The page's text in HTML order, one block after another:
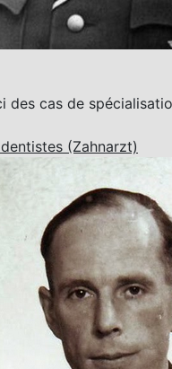
des cas de
(Zahnarzt)